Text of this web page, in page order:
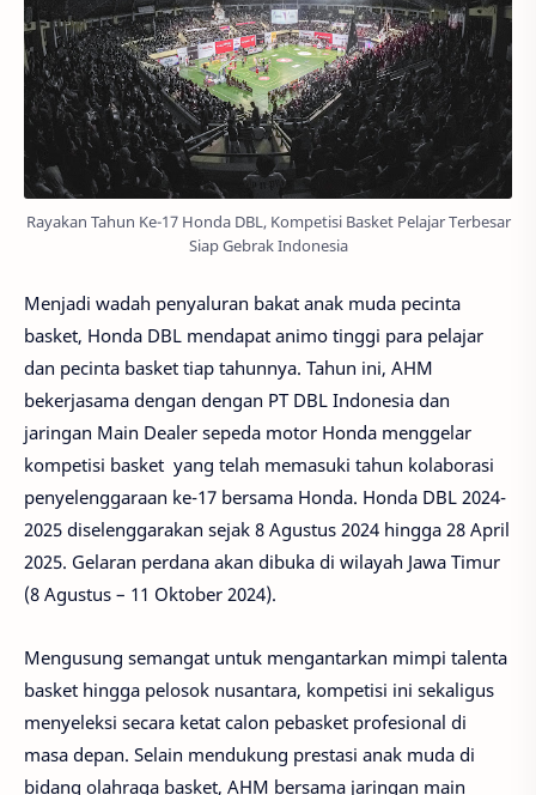
Rayakan Tahun Ke-17 Honda DBL, Kompetisi Basket Pelajar Terbesar
Siap Gebrak Indonesia
Menjadi wadah penyaluran bakat anak muda pecinta
basket, Honda DBL mendapat animo tinggi para pelajar
dan pecinta basket tiap tahunnya. Tahun ini, AHM
bekerjasama dengan dengan PT DBL Indonesia dan
jaringan Main Dealer sepeda motor Honda menggelar
kompetisi basket yang telah memasuki tahun kolaborasi
penyelenggaraan ke-17 bersama Honda. Honda DBL 2024-
2025 diselenggarakan sejak 8 Agustus 2024 hingga 28 April
2025. Gelaran perdana akan dibuka di wilayah Jawa Timur
(8 Agustus – 11 Oktober 2024).
Mengusung semangat untuk mengantarkan mimpi talenta
basket hingga pelosok nusantara, kompetisi ini sekaligus
menyeleksi secara ketat calon pebasket profesional di
masa depan. Selain mendukung prestasi anak muda di
bidang olahraga basket, AHM bersama jaringan main